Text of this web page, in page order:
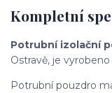
Kompletní
Potrubní izolační
Ostravě, je
Potrubní pouzdro